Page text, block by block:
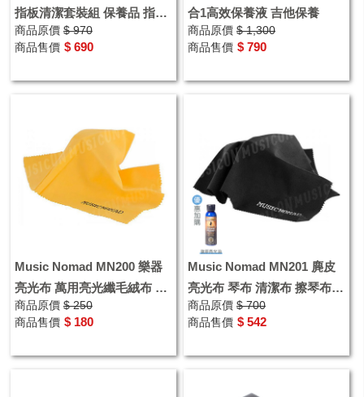
指板清潔套裝組 保養品 指板
油 指板清潔刷 超細纖維清潔
布
商品原價 $ 970
商品售價 $ 690
合1高效保養液 吉他保養
商品原價 $ 1,300
商品售價 $ 790
Music Nomad MN200 樂器
亮光布 萬用亮光纖毛絨布 吉
他 電貝斯 提琴清潔琴布 纖毛
絨擦拭布
商品原價 $ 250
商品售價 $ 180
Music Nomad MN201 麂皮
亮光布 琴布 清潔布 擦琴布
美國
商品原價 $ 700
商品售價 $ 542